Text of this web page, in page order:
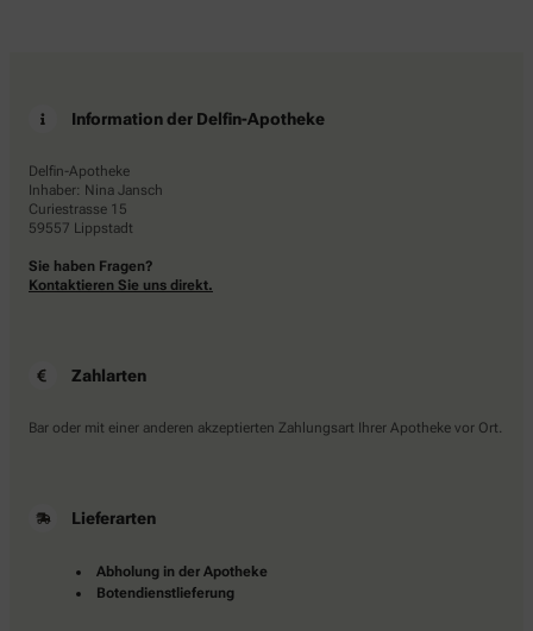
Information der Delfin-Apotheke
Delfin-Apotheke
Inhaber: Nina Jansch
Curiestrasse 15
59557 Lippstadt
Sie haben Fragen?
Kontaktieren Sie uns direkt.
Zahlarten
Bar oder mit einer anderen akzeptierten Zahlungsart Ihrer Apotheke vor Ort.
Lieferarten
Abholung in der Apotheke
Botendienstlieferung